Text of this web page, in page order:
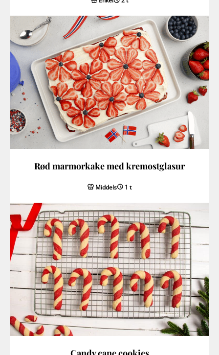
Rød marmorkake med kremostglasur
Middels 1 t